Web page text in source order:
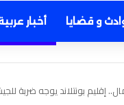
و قضايا أخبار
إقليم بونتلاند يوجه ضربة